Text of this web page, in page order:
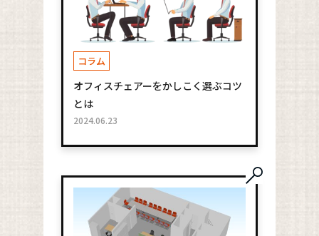
コラム
オフィスチェアーをかしこく選ぶコツ
とは
2024.06.23